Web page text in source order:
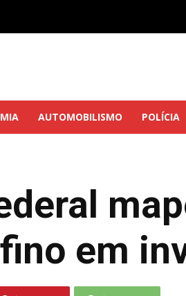
AUTOMOBILISMO POLÍCIA
em